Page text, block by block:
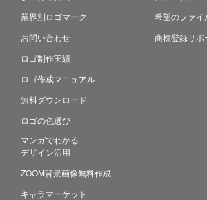
業界別ロゴマーク
お問い合わせ
ロゴ制作実績
ロゴ作成マニュアル
無料ダウンロード
ロゴの色選び
マンガでわかる
デザイン活用
ZOOM背景画像無料作成
キャラマーケット
希望のファイ
商標登録サポ